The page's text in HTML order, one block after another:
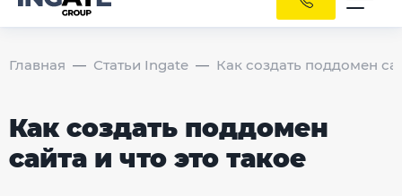
Главная Статьи Ingate Как создать поддомен
Как создать поддомен
сайта и что это такое